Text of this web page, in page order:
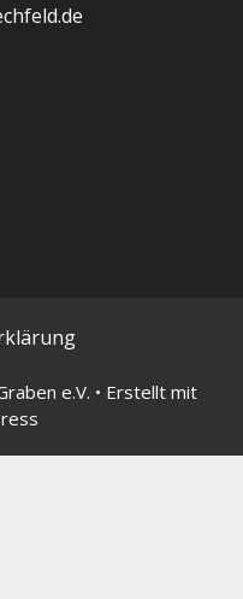
e.V. • Erstellt mit